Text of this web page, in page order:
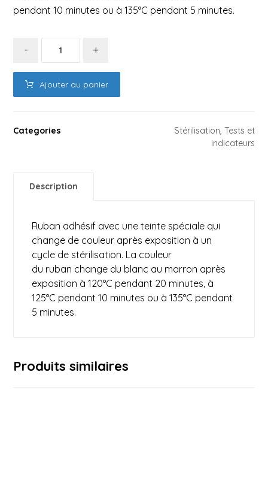
pendant 10 minutes ou à 135°C pendant 5 minutes.
- +
Ajouter au panier
Categories Stérilisation, Tests et
indicateurs
Description
Ruban adhésif avec une teinte spéciale qui
change de couleur après exposition à un
cycle de stérilisation. La couleur
du ruban change du blanc au marron après
exposition à 120°C pendant 20 minutes, à
125°C pendant 10 minutes ou à 135°C pendant
5 minutes.
Produits similaires